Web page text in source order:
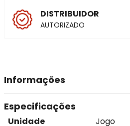
DISTRIBUIDOR
AUTORIZADO
Informações
Especificações
Unidade
Jogo